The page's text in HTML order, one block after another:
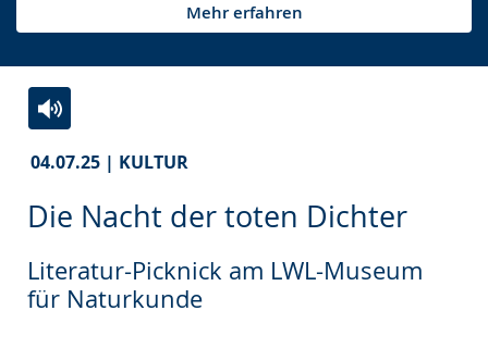
Mehr erfahren
04.07.25 | KULTUR
Die Nacht der toten Dichter
Literatur-Picknick am LWL-Museum
für Naturkunde
Leichten
Sprache
Audio-
Unterstützung.
Video
in
Gebärdensprache
wird